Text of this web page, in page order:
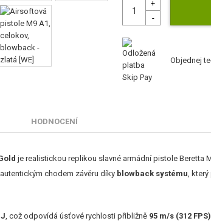
Objednej
HODNOCENÍ
je realistickou replikou slavné armádní pistole Beretta
chodem závěru díky blowback systému ,
, což odpovídá úsťové rychlosti přibližně 95 m/s (312 FPS)